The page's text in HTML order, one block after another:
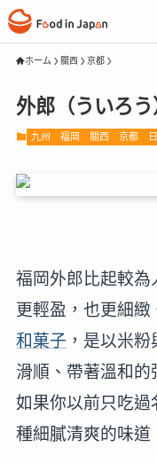
ホーム 關西 京都
外郎（ういろう
九州 福岡 關西 京都
福岡外郎比起較為
更輕盈，也更細
和菓子 ，是以米
滑順、帶著溫和的
如果你以前只吃過
種細膩清爽的味道